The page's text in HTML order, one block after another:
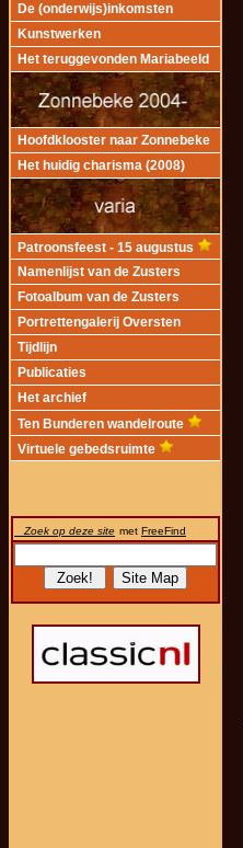
De (onderwijs)inkomsten
Kunstwerken
Het teruggevonden Mariabeeld
Hoofdklooster naar Zonnebeke
Het huidig charisma (2008)
Patroonsfeest - 15 augustus
Namenlijst van de Zusters
Fotoalbum van de Zusters
Portrettengalerij Oversten
Tijdlijn
Publicaties
Het archief
Ten Bunderen wandelroute
Virtuele gebedsruimte
Zoek op deze site met FreeFind